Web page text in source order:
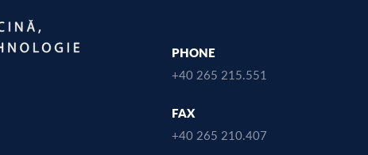
PHONE
+40 265 215.551
FAX
+40 265 210.407